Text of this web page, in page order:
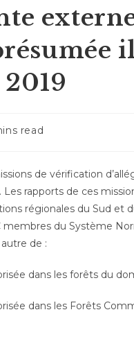
read
de vérification
Les rapports de ces
régionales du Sud et
du Système
autre de :
dans les forêts du
dans les Forêts